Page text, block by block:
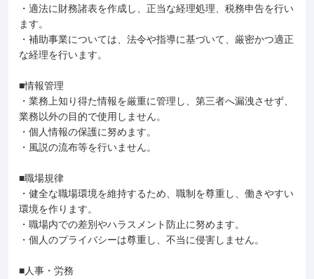
・適法に財務諸表を作成し、正当な経理処理、税務申告を行い
ます。
・補助事業については、法令や指導に基づいて、厳密かつ適正
な経理を行います。
■情報管理
・業務上知り得た情報を厳重に管理し、第三者へ漏洩させず、
業務以外の目的で使用しません。
・個人情報の保護に努めます。
・風説の流布等を行いません。
■職場規律
・健全な職場環境を維持するため、職制を尊重し、働きやすい
環境を作ります。
・職場内での差別やハラスメント防止に努めます。
・個人のプライバシーは尊重し、不当に侵害しません。
■人事・労務